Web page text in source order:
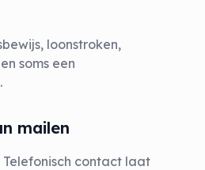
loonstroken,
soms een
mailen
contact laat